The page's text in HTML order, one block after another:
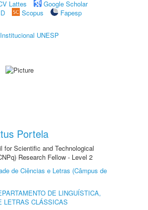
Lattes
Google Scholar
Scopus
Fapesp
UNESP
Portela
for Scientific and Technological
Research Fellow - Level 2
de Ciências e Letras (Câmpus de
DE LINGUÍSTICA,
LETRAS CLÁSSICAS